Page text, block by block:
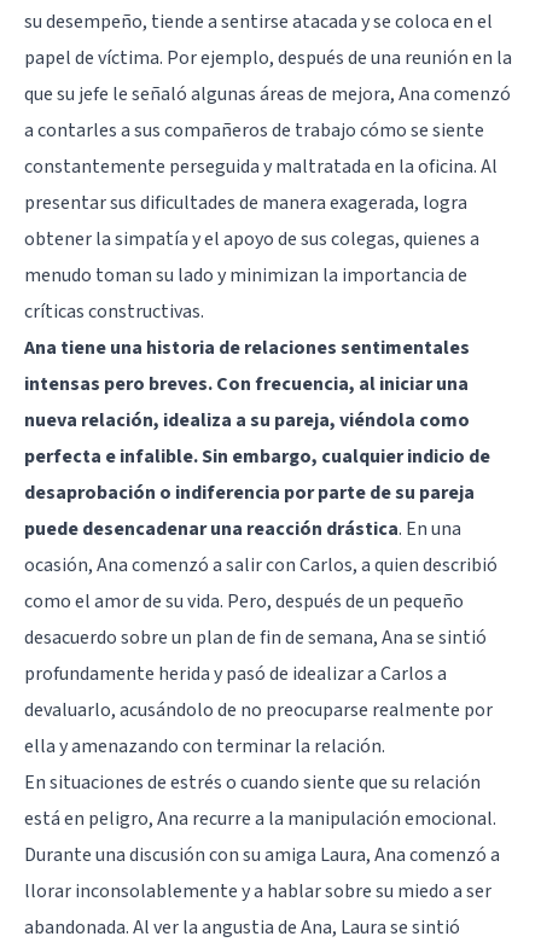
su desempeño, tiende a sentirse atacada y se coloca en el
papel de víctima. Por ejemplo, después de una reunión en la
que su jefe le señaló algunas áreas de mejora, Ana comenzó
a contarles a sus compañeros de trabajo cómo se siente
constantemente perseguida y maltratada en la oficina. Al
presentar sus dificultades de manera exagerada, logra
obtener la simpatía y el apoyo de sus colegas, quienes a
menudo toman su lado y minimizan la importancia de
críticas constructivas.
Ana tiene una historia de relaciones sentimentales
intensas pero breves. Con frecuencia, al iniciar una
nueva relación, idealiza a su pareja, viéndola como
perfecta e infalible. Sin embargo, cualquier indicio de
desaprobación o indiferencia por parte de su pareja
puede desencadenar una reacción drástica. En una
ocasión, Ana comenzó a salir con Carlos, a quien describió
como el amor de su vida. Pero, después de un pequeño
desacuerdo sobre un plan de fin de semana, Ana se sintió
profundamente herida y pasó de idealizar a Carlos a
devaluarlo, acusándolo de no preocuparse realmente por
ella y amenazando con terminar la relación.
En situaciones de estrés o cuando siente que su relación
está en peligro, Ana recurre a la manipulación emocional.
Durante una discusión con su amiga Laura, Ana comenzó a
llorar inconsolablemente y a hablar sobre su miedo a ser
abandonada. Al ver la angustia de Ana, Laura se sintió